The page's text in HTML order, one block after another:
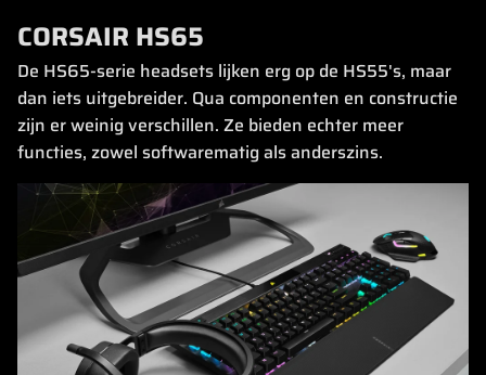
CORSAIR HS65
De HS65-serie headsets lijken erg op de HS55's, maar
dan iets uitgebreider. Qua componenten en constructie
zijn er weinig verschillen. Ze bieden echter meer
functies, zowel softwarematig als anderszins.